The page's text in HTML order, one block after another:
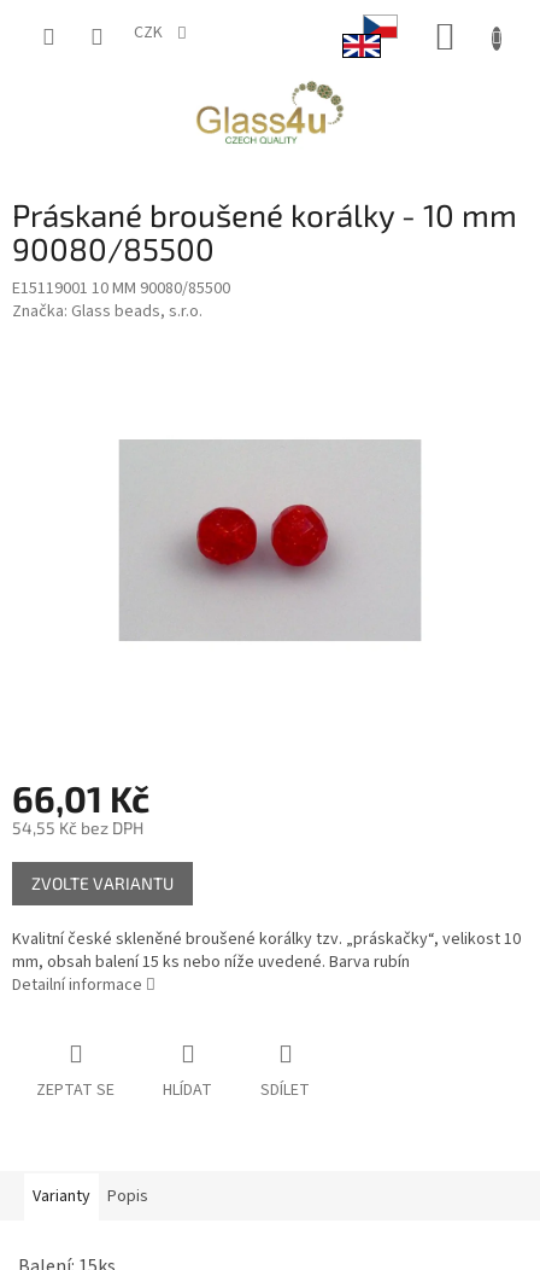
CZK
Práskané broušené korálky - 10 mm
90080/85500
E15119001 10 MM 90080/85500
Značka: Glass beads, s.r.o.
66,01 Kč
54,55 Kč bez DPH
Měrná
cena:
ZVOLTE VARIANTU
Kvalitní české skleněné broušené korálky tzv. „práskačky“, velikost 10
mm, obsah balení 15 ks nebo níže uvedené. Barva rubín
Detailní informace
ZEPTAT SE HLÍDAT SDÍLET
Varianty Popis